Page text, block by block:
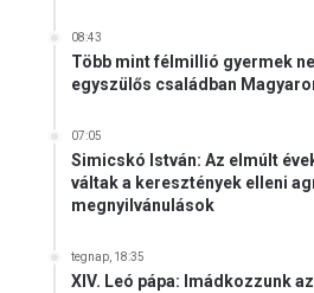
08:43
Több mint félmillió gyermek
egyszülős családban
07:05
Simicskó István: Az elmúlt
váltak a keresztények elleni
megnyilvánulások
tegnap, 18:35
XIV. Leó pápa: Imádkozzunk